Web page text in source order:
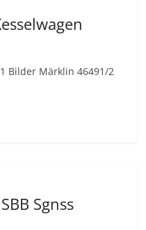
Bilder Märklin 46491/2
Sgnss